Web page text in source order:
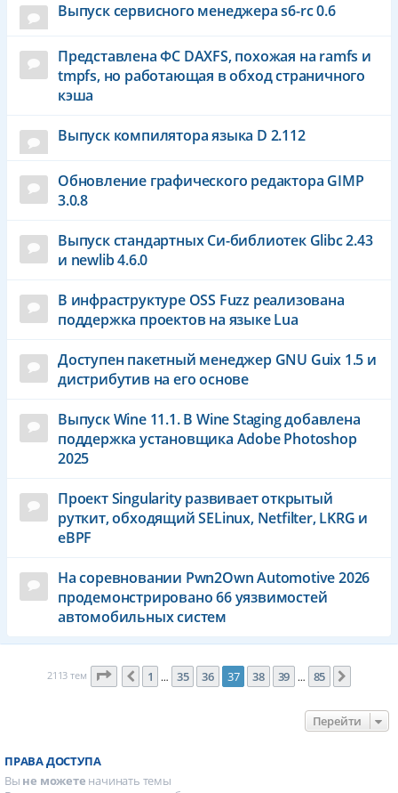
Выпуск сервисного менеджера s6-rc 0.6
Представлена ФС DAXFS, похожая на ramfs и
tmpfs, но работающая в обход страничного
кэша
Выпуск компилятора языка D 2.112
Обновление графического редактора GIMP
3.0.8
Выпуск стандартных Си-библиотек Glibc 2.43
и newlib 4.6.0
В инфраструктуре OSS Fuzz реализована
поддержка проектов на языке Lua
Доступен пакетный менеджер GNU Guix 1.5 и
дистрибутив на его основе
Выпуск Wine 11.1. В Wine Staging добавлена
поддержка установщика Adobe Photoshop
2025
Проект Singularity развивает открытый
руткит, обходящий SELinux, Netfilter, LKRG и
eBPF
На соревновании Pwn2Own Automotive 2026
продемонстрировано 66 уязвимостей
автомобильных систем
2113 тем Страница 37из85
Пред.
1 … 35 36 37 38 39 … 85
Перейти
ПРАВА ДОСТУПА
Вы не можете начинать темы